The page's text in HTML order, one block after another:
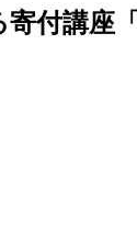
付講座